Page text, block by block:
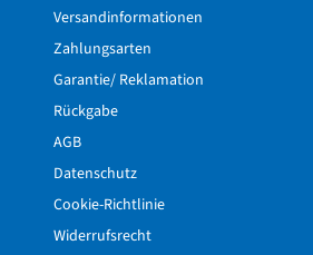
Versandinformationen
Zahlungsarten
Garantie/ Reklamation
Rückgabe
AGB
Datenschutz
Cookie-Richtlinie
Widerrufsrecht